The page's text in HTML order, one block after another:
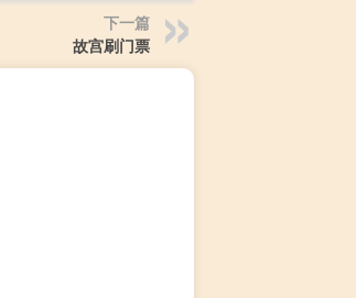
下一篇
故宫刷门票